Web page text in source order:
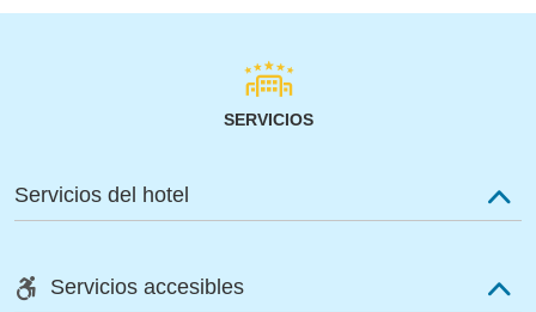
SERVICIOS
Servicios del hotel
Servicios accesibles